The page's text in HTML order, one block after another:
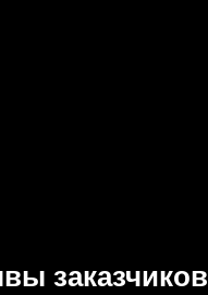
заказчиков